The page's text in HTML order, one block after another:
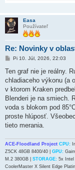
Easa
Používateľ
Re: Novinky v
P
í
p
e
o
k
Pi 10. Júl, 2026, 22:03
Ten graf nie je reálny.
chladiaceho výkonu (a
v ktorom Kraken
Blenderi je na smiech.
voda s blokom pod
proste hlúposť.
tieto merania.
ACE-Floodland Project CPU:
Z5CK 48GB 8400/40 | GPU:
M.2 380GB | STORAGE: 5x Intel
CoolerMaster X Silent Edge